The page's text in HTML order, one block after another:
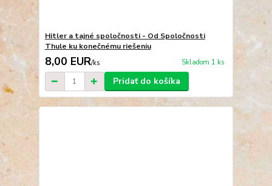
Hitler a tajné spoločnosti - Od Spoločnosti
Thule ku konečnému riešeniu
8,00 EUR/ks Skladom 1 ks
Pridať do košíka